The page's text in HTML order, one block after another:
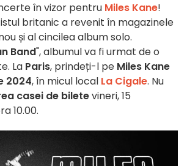
în vizor pentru Miles Kane!
britanic a revenit în magazinele
și al cincilea album solo.
Band", albumul va fi urmat de o
La Paris, prindeți-l pe Miles Kane
2024, în micul local La Cigale. Nu
casei de biletevineri, 15
10.00.